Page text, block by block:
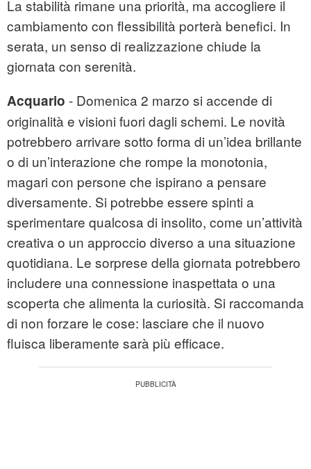
La stabilità rimane una priorità, ma accogliere il
cambiamento con flessibilità porterà benefici. In
serata, un senso di realizzazione chiude la
giornata con serenità.
Acquario - Domenica 2 marzo si accende di
originalità e visioni fuori dagli schemi. Le novità
potrebbero arrivare sotto forma di un’idea brillante
o di un’interazione che rompe la monotonia,
magari con persone che ispirano a pensare
diversamente. Si potrebbe essere spinti a
sperimentare qualcosa di insolito, come un’attività
creativa o un approccio diverso a una situazione
quotidiana. Le sorprese della giornata potrebbero
includere una connessione inaspettata o una
scoperta che alimenta la curiosità. Si raccomanda
di non forzare le cose: lasciare che il nuovo
fluisca liberamente sarà più efficace.